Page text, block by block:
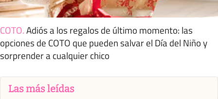
COTO.Adiós a los regalos de último momento: las
opciones de COTO que pueden salvar el Día del Niño y
sorprender a cualquier chico
Las más leídas